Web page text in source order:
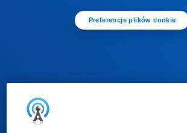
Preferencje plików cookie